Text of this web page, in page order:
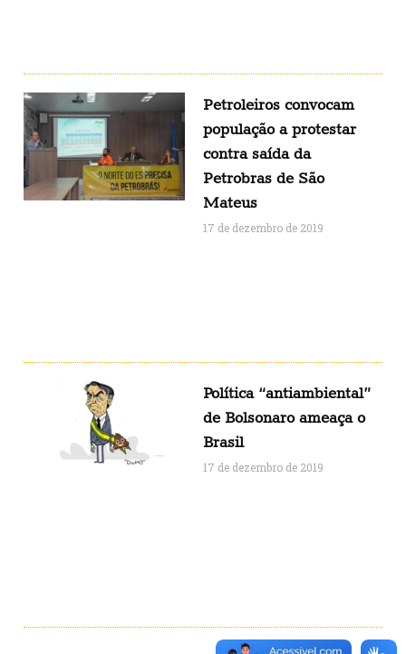
Petroleiros convocam
população a protestar
contra saída da
Petrobras de São
Mateus
17 de dezembro de 2019
Política “antiambiental”
de Bolsonaro ameaça o
Brasil
17 de dezembro de 2019